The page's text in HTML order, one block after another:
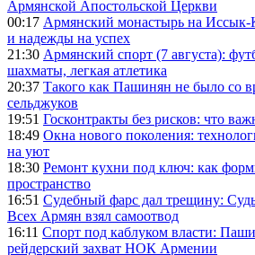
Армянской Апостольской Церкви
00:17 Армянский монастырь на Иссык-
и надежды на успех
21:30 Армянский спорт (7 августа):
шахматы, легкая атлетика
20:37 Такого как Пашинян не было со
сельджуков
19:51 Госконтракты без рисков: что
18:49 Окна нового поколения:
на уют
18:30 Ремонт кухни под ключ: как
пространство
16:51 Судебный фарс дал трещину:
Всех Армян взял самоотвод
16:11 Спорт под каблуком власти:
рейдерский захват НОК Армении